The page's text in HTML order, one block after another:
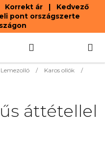
ár | Kedvező
pont országszerte
KOSÁR
Lemezolló / Karos ollók
/
áttétellel